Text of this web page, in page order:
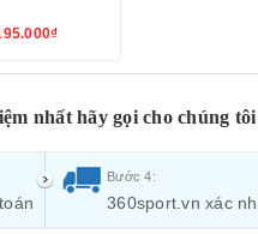
nhất hãy gọi cho chúng
Bước 4:
360sport.vn xác